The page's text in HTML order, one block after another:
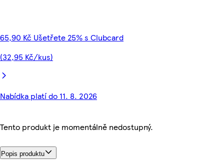
65,90 Kč Ušetřete 25% s Clubcard
(32,95 Kč/kus)
Nabídka platí do 11. 8. 2026
Tento produkt je momentálně nedostupný.
Popis produktu